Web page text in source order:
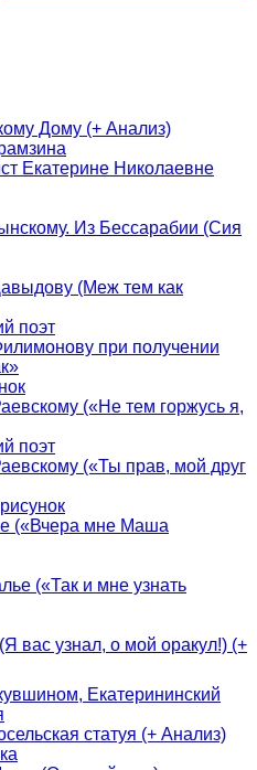
Дому (+ Анализ)
Екатерине Николаевне
Из Бессарабии (Сия
(Меж тем как
при получении
(«Не тем горжусь я,
(«Ты прав, мой друг
(«Вчера мне Маша
(«Так и мне узнать
вас узнал, о мой оракул!) (+
статуя (+ Анализ)